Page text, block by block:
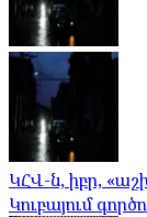
ԿՀՎ-ն, իբր,
Կուբայում